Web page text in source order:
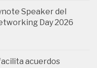
Speaker del
Day 2026
acuerdos